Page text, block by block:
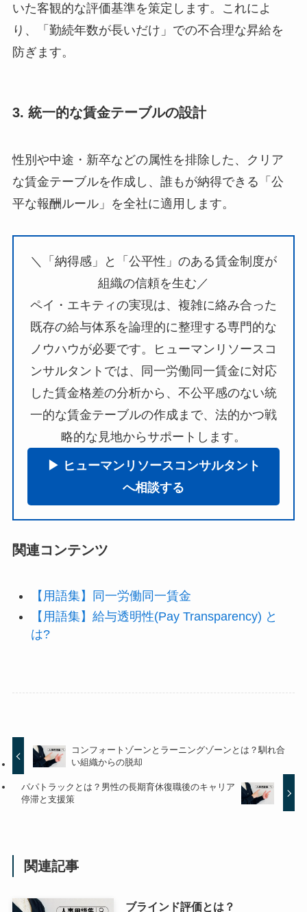
いた客観的な評価基準を策定します。これによ
り、「勤続年数が長いだけ」での不合理な昇給を
防ぎます。
3. 統一的な賃金テーブルの設計
性別や中途・新卒などの属性を排除した、クリア
な賃金テーブルを作成し、誰もが納得できる「公
平な報酬ルール」を全社に適用します。
＼「納得感」と「公平性」のある賃金制度が
組織の信頼を生む／
ペイ・エキティの実現は、複雑に絡み合った
既存の給与体系を論理的に整理する専門的な
ノウハウが必要です。ヒューマンリソースコ
ンサルタントでは、同一労働同一賃金に対応
した賃金格差の分析から、不公平感のない統
一的な賃金テーブルの作成まで、法的かつ戦
略的な見地からサポートします。
▶︎ ヒューマンリソースコンサルタント
へ相談する
関連コンテンツ
【用語集】同一労働同一賃金
【用語集】給与透明性(Pay Transparency) と
は?
コンフォートゾーンとラーニングゾーンとは？馴れ合
い組織からの脱却
パパトラックとは？男性の長期育休復職後のキャリア
停滞と支援策
関連記事
ブラインド評価とは？